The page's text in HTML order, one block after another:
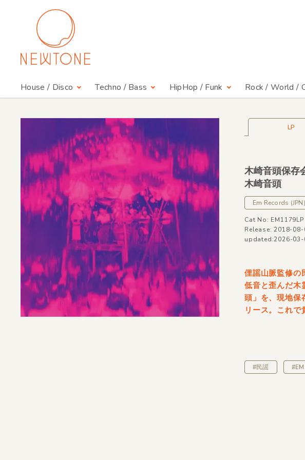
House / Disco Techno / Bass HipHop / Funk Rock / World /
LP
木崎音頭保存
木崎音頭
Em Records (JPN)
Cat No: EM1179LP
Release: 2018-08-
updated:2026-03-
俚謡山脈監修の
低音と歪んだ木
頭」を、現地保
リース。これで
#民謡